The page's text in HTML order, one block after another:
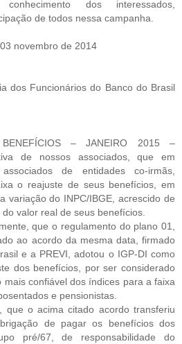
dos interessados,
de todos nessa campanha.
novembro de 2014
dos Funcionários do Banco do Brasil
BENEFÍCIOS – JANEIRO 2015 –
de nossos associados, que em
de entidades co-irmãs,
o reajuste de seus benefícios, em
variação do INPC/IBGE, acrescido de
valor real de seus benefícios.
que o regulamento do plano 01,
ao acordo da mesma data, firmado
e a PREVI, adotou o IGP-DI como
dos benefícios, por ser considerado
mais confiável dos índices para a faixa
e pensionistas.
que o acima citado acordo transferiu
de pagar os benefícios dos
pré/67, de responsabilidade do